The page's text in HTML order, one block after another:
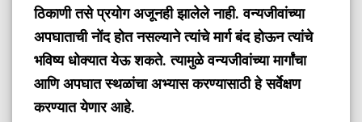
ठिकाणी तसे प्रयोग अजूनही झालेले नाही. वन्यजीवांच्या
अपघाताची नोंद होत नसल्याने त्यांचे मार्ग बंद होऊन त्यांचे
भविष्य धोक्यात येऊ शकते. त्यामुळे वन्यजीवांच्या मार्गांचा
आणि अपघात स्थळांचा अभ्यास करण्यासाठी हे सर्वेक्षण
करण्यात येणार आहे.